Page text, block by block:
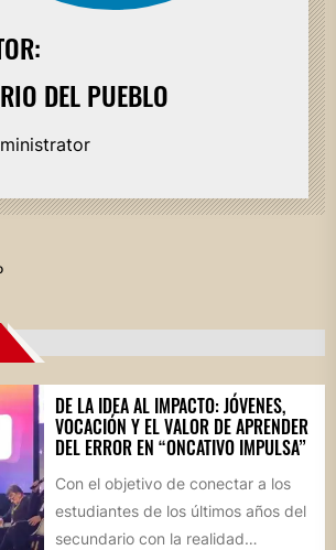
DEL PUEBLO
DE LA IDEA AL IMPACTO: JÓVENES,
VOCACIÓN Y EL VALOR DE APRENDER
DEL ERROR EN “ONCATIVO IMPULSA”
Con el objetivo de conectar a los
estudiantes de los últimos años del
secundario con la realidad